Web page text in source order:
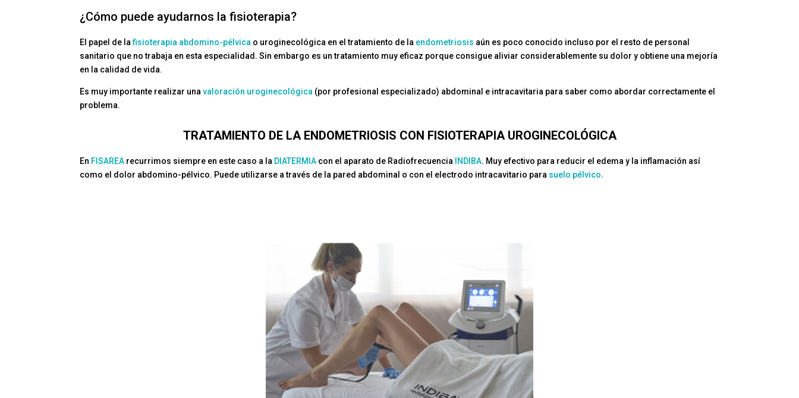
¿Cómo puede ayudarnos la fisioterapia?
El papel de lafisioterapia abdomino-pélvica o uroginecológica en el tratamiento de la endometriosis aún es poco conocido incluso por el resto de personal
sanitario que no trabaja en esta especialidad. Sin embargo es un tratamiento muy eficaz porque consigue aliviar considerablemente su dolor y obtiene una mejoría
en la calidad de vida.
Es muy importante realizar unavaloración uroginecológica (por profesional especializado) abdominal e intracavitaria para saber como abordar correctamente el
problema.
TRATAMIENTO DE LA ENDOMETRIOSIS CON FISIOTERAPIA UROGINECOLÓGICA
En FISAREA recurrimos siempre en este caso a la DIATERMIA con el aparato de Radiofrecuencia INDIBA. Muy efectivo para reducir el edema y la inflamación así
como el dolor abdomino-pélvico. Puede utilizarse a través de la pared abdominal o con el electrodo intracavitario para suelo pélvico.